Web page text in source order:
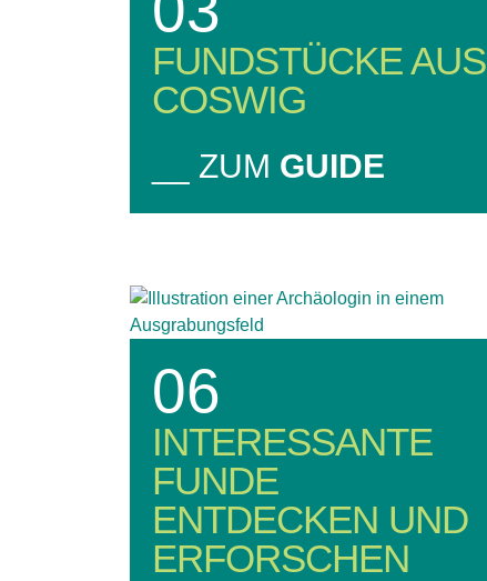
FUNDSTÜCKE AUS
COSWIG
__ ZUM GUIDE
06
INTERESSANTE
FUNDE
ENTDECKEN UND
ERFORSCHEN